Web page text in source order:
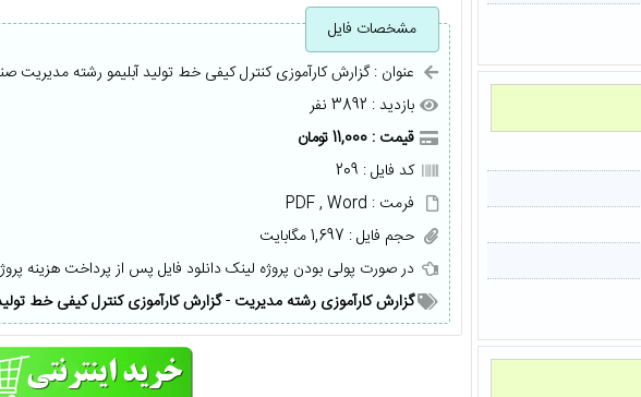
مشخصات فایل
عنوان : گزارش کارآموزی کنترل کیفی خط تولید آبلیمو رشته مدیریت
بازدید : 3892 نفر
قیمت : 11,000 تومان
کد فایل : 209
فرمت : PDF , Word
حجم فایل : 1,697 مگابایت
در صورت پولی بودن پروژه لینک دانلود فایل پس از پرداخت هزینه
گزارش کارآموزی رشته مدیریت -گزارش کارآموزی کنترل کیفی خط